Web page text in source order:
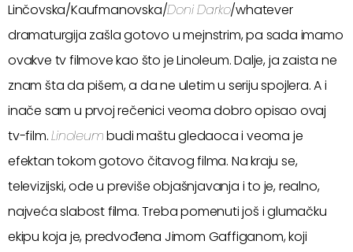
Linčovska/Kaufmanovska/Doni Darko/whatever
dramaturgija zašla gotovo u mejnstrim, pa sada imamo
ovakve tv filmove kao što je Linoleum. Dalje, ja zaista ne
znam šta da pišem, a da ne uletim u seriju spojlera. A i
inače sam u prvoj rečenici veoma dobro opisao ovaj
tv-film.Linoleumbudi maštu gledaoca i veoma je
efektan tokom gotovo čitavog filma. Na kraju se,
televizijski, ode u previše objašnjavanja i to je, realno,
najveća slabost filma. Treba pomenuti još i glumačku
ekipu koja je, predvođena Jimom Gaffiganom, koji